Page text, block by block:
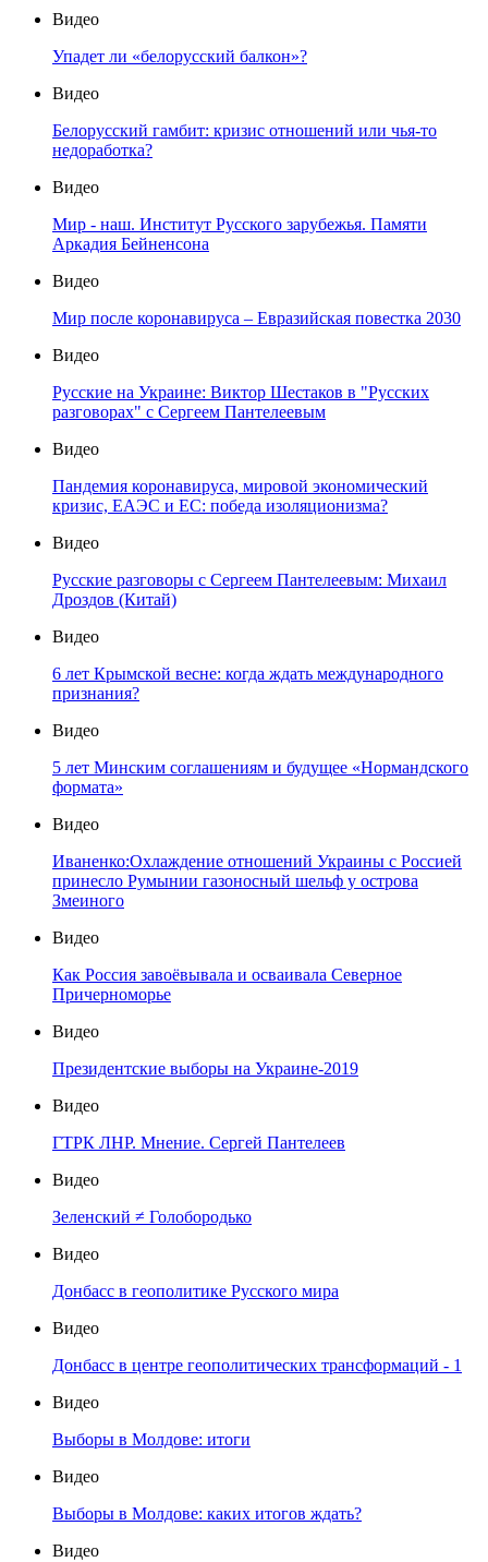
Видео
Упадет ли «белорусский балкон»?
Видео
Белорусский гамбит: кризис отношений или чья-то
недоработка?
Видео
Мир - наш. Институт Русского зарубежья. Памяти
Аркадия Бейненсона
Видео
Мир после коронавируса – Евразийская повестка 2030
Видео
Русские на Украине: Виктор Шестаков в "Русских
разговорах" с Сергеем Пантелеевым
Видео
Пандемия коронавируса, мировой экономический
кризис, ЕАЭС и ЕС: победа изоляционизма?
Видео
Русские разговоры с Сергеем Пантелеевым: Михаил
Дроздов (Китай)
Видео
6 лет Крымской весне: когда ждать международного
признания?
Видео
5 лет Минским соглашениям и будущее «Нормандского
формата»
Видео
Иваненко:Охлаждение отношений Украины с Россией
принесло Румынии газоносный шельф у острова
Змеиного
Видео
Как Россия завоёвывала и осваивала Северное
Причерноморье
Видео
Президентские выборы на Украине-2019
Видео
ГТРК ЛНР. Мнение. Сергей Пантелеев
Видео
Зеленский ≠ Голобородько
Видео
Донбасс в геополитике Русского мира
Видео
Донбасс в центре геополитических трансформаций - 1
Видео
Выборы в Молдове: итоги
Видео
Выборы в Молдове: каких итогов ждать?
Видео